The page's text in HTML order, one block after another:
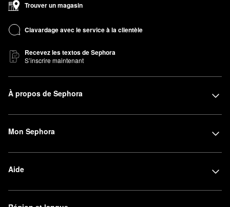
Trouver un magasin
Clavardage avec le service à la clientèle
Recevez les textos de Sephora
S’inscrire maintenant
À propos de Sephora
Mon Sephora
Aide